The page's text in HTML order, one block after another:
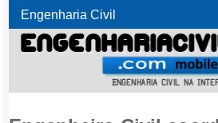
Engenharia Civil